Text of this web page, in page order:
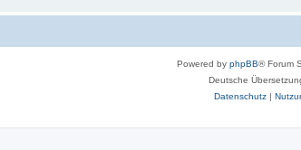
Powered by phpBB® Forum
Deutsche
Datenschutz|